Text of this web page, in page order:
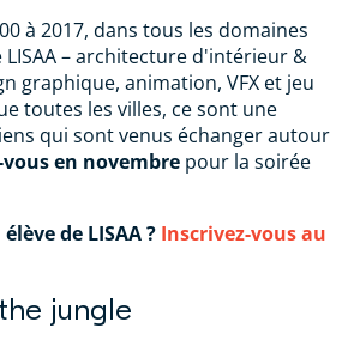
à 2017, dans tous les domaines
– architecture d'intérieur &
graphique, animation, VFX et jeu
toutes les villes, ce sont une
qui sont venus échanger autour
vous en novembre pour la soirée
de LISAA ? Inscrivez-vous au
jungle